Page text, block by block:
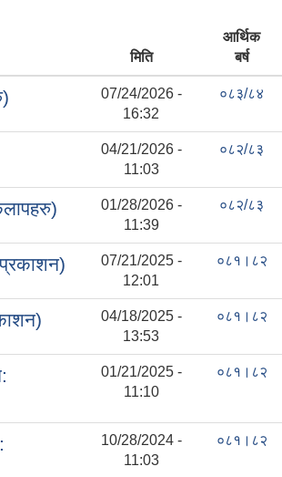
मिति
आर्थिक
बर्ष
07/24/2026 -
16:32
०८३/८४
04/21/2026 -
11:03
०८२/८३
01/28/2026 -
11:39
०८२/८३
07/21/2025 -
12:01
०८१।८२
04/18/2025 -
13:53
०८१।८२
01/21/2025 -
11:10
०८१।८२
10/28/2024 -
11:03
०८१।८२